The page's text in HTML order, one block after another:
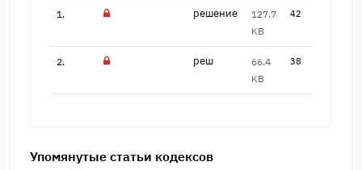
1. решение
127.7
KB
42
2. реш
66.4
KB
38
Упомянутые статьи кодексов